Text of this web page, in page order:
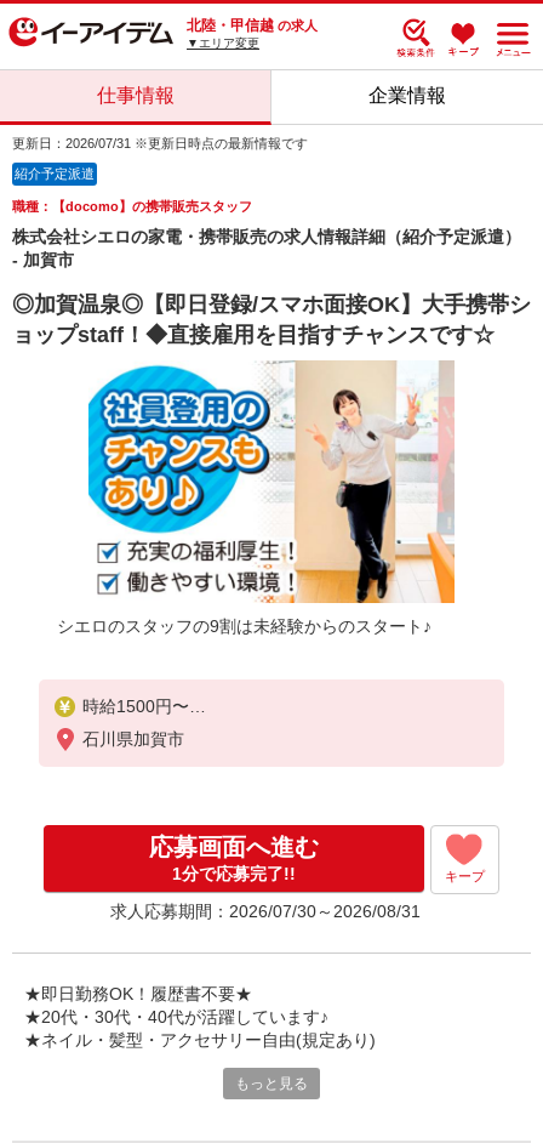
北陸・甲信越 の求人
▼エリア変更
仕事情報 企業情報
更新日：2026/07/31 ※更新日時点の最新情報です
紹介予定派遣
職種：【docomo】の携帯販売スタッフ
株式会社シエロの家電・携帯販売の求人情報詳細（紹介予定派遣）
- 加賀市
◎加賀温泉◎【即日登録/スマホ面接OK】大手携帯シ
ョップstaff！◆直接雇用を目指すチャンスです☆
シエロのスタッフの9割は未経験からのスタート♪
時給1500円〜
※残業代支給
★交通費別途支給（規定あり）
入社祝い金10万円支給(規定有)
お友達を紹介頂くと,
インセンティブ支給(規定有)
゜・。○。・゜+゜・。○。・゜+゜
石川県加賀市
応募画面へ進む
1分で応募完了!! キープ
求人応募期間：2026/07/30～2026/08/31
★即日勤務OK！履歴書不要★
★20代・30代・40代が活躍しています♪
★ネイル・髪型・アクセサリー自由(規定あり)
もっと見る